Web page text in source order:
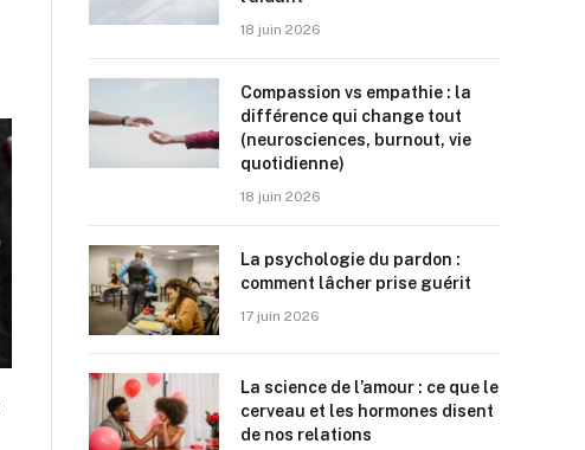
18 juin 2026
Compassion vs empathie : la
différence qui change tout
(neurosciences, burnout, vie
quotidienne)
18 juin 2026
La psychologie du pardon :
comment lâcher prise guérit
17 juin 2026
La science de l’amour : ce que le
cerveau et les hormones disent
de nos relations